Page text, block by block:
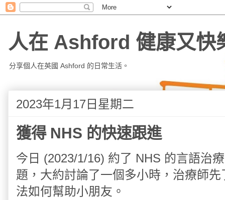
人在 Ashford 健康又快
分享個人在英國 Ashford 的日常生活。
2023年1月17日星期二
獲得 NHS 的快速跟進
今日 (2023/1/16) 約了 NHS 的言語治
題，大約討論了一個多小時，治療師
法如何幫助小朋友。